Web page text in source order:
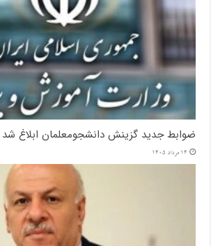
ضوابط جدید گزینش دانشجومعلمان ابلاغ شد
14 مرداد 1405